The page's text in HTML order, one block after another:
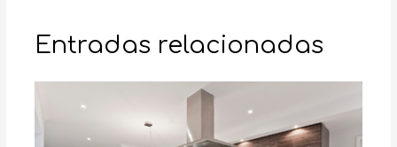
Entradas relacionadas